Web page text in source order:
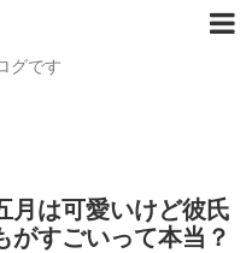
グです
月は可愛いけど彼氏
がすごいって本当？